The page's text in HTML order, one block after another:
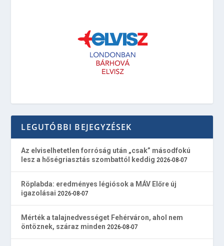
LEGUTÓBBI BEJEGYZÉSEK
Az elviselhetetlen forróság után „csak” másodfokú
lesz a hőségriasztás szombattól keddig 2026-08-07
Röplabda: eredményes légiósok a MÁV Előre új
igazolásai 2026-08-07
Mérték a talajnedvességet Fehérváron, ahol nem
öntöznek, száraz minden 2026-08-07